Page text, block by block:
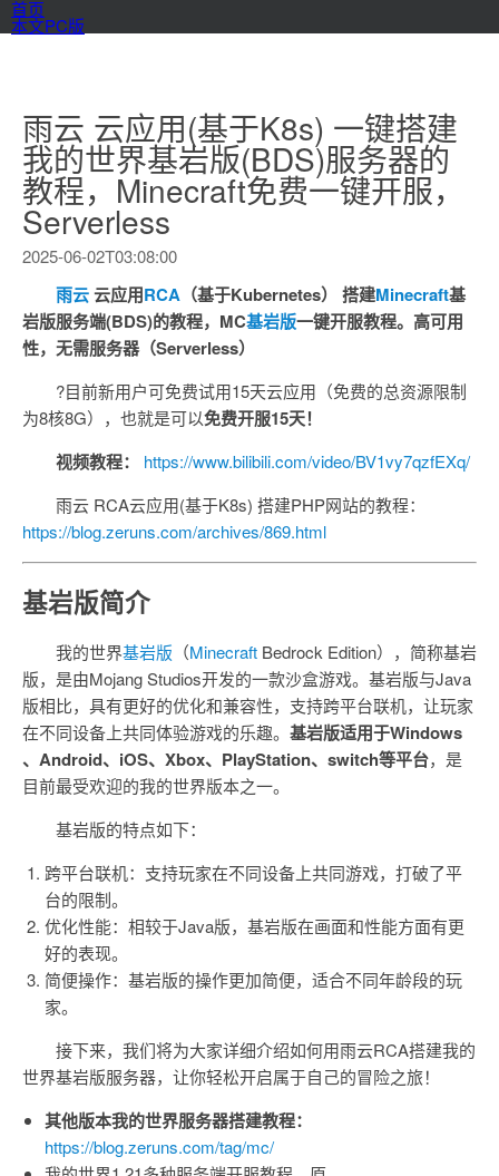
首页
本文PC版
雨云 云应用(基于K8s) 一键搭建
我的世界基岩版(BDS)服务器的
教程，Minecraft免费一键开服，
Serverless
2025-06-02T03:08:00
雨云云应用RCA （基于Kubernetes） 搭建Minecraft基
岩版服务端(BDS)的教程，MC基岩版一键开服教程。高可用
性，无需服务器（Serverless）
?目前新用户可免费试用15天云应用（免费的总资源限制
为8核8G），也就是可以免费开服15天！
视频教程：
https://www.bilibili.com/video/BV1vy7qzfEXq/
雨云 RCA云应用(基于K8s) 搭建PHP网站的教程：
https://blog.zeruns.com/archives/869.html
基岩版简介
我的世界基岩版 （Minecraft Bedrock Edition），简称基岩
版，是由Mojang Studios开发的一款沙盒游戏。基岩版与Java
版相比，具有更好的优化和兼容性，支持跨平台联机，让玩家
在不同设备上共同体验游戏的乐趣。 基岩版适用于Windows
、Android、iOS、Xbox、PlayStation、switch等平台，是
目前最受欢迎的我的世界版本之一。
基岩版的特点如下：
跨平台联机：支持玩家在不同设备上共同游戏，打破了平
台的限制。
优化性能：相较于Java版，基岩版在画面和性能方面有更
好的表现。
简便操作：基岩版的操作更加简便，适合不同年龄段的玩
家。
接下来，我们将为大家详细介绍如何用雨云RCA搭建我的
世界基岩版服务器，让你轻松开启属于自己的冒险之旅！
其他版本我的世界服务器搭建教程：
https://blog.zeruns.com/tag/mc/